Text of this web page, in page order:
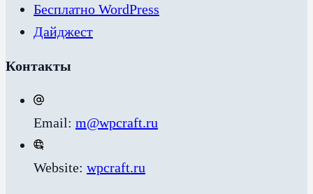
Бесплатно WordPress
Дайджест
Контакты
Email: m@wpcraft.ru
Website: wpcraft.ru